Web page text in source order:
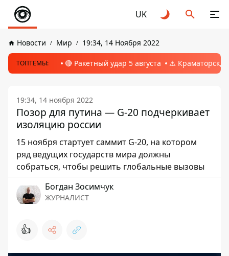
UK
Новости Мир 19:34, 14 Ноября 2022
ТОПТЕМЫ: 🔴 Ракетный удар 5 августа ⚠️ Краматорск,
19:34, 14 ноября 2022
Позор для путина — G-20 подчеркивает
изоляцию россии
15 ноября стартует саммит G-20, на котором
ряд ведущих государств мира должны
собраться, чтобы решить глобальные вызовы
Богдан Зосимчук
ЖУРНАЛИСТ
👍